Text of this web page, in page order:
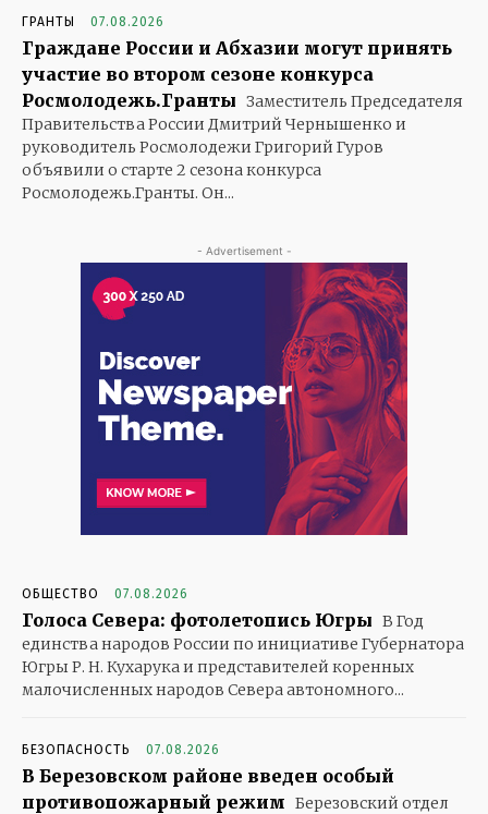
ГРАНТЫ 07.08.2026
Граждане России и Абхазии могут принять
участие во втором сезоне конкурса
Росмолодежь.Гранты Заместитель Председателя
Правительства России Дмитрий Чернышенко и
руководитель Росмолодежи Григорий Гуров
объявили о старте 2 сезона конкурса
Росмолодежь.Гранты. Он...
- Advertisement -
ОБЩЕСТВО 07.08.2026
Голоса Севера: фотолетопись Югры В Год
единства народов России по инициативе Губернатора
Югры Р. Н. Кухарука и представителей коренных
малочисленных народов Севера автономного...
БЕЗОПАСНОСТЬ 07.08.2026
В Березовском районе введен особый
противопожарный режим Березовский отдел